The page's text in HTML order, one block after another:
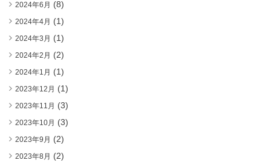
2024年6月 (8)
2024年4月 (1)
2024年3月 (1)
2024年2月 (2)
2024年1月 (1)
2023年12月 (1)
2023年11月 (3)
2023年10月 (3)
2023年9月 (2)
2023年8月 (2)